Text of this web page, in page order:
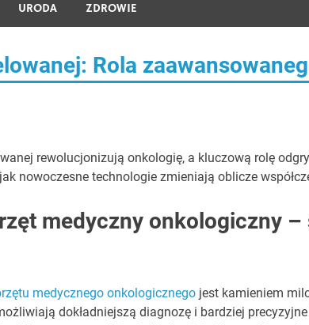
URODA ZDROWIE
Rola
rewolucjonizują onkologię, a kluczową rolę
nowoczesne technologie zmieniają oblicze
medyczny onkologiczny –
medycznego onkologicznegojest kamieniem
dokładniejszą diagnozę i bardziej